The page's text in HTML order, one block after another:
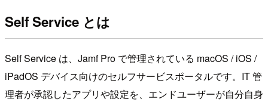
Self Service とは
Self Service は、Jamf Pro で管理されている macOS / iOS /
iPadOS デバイス向けのセルフサービスポータルです。IT 管
理者が承認したアプリや設定を、エンドユーザーが自分自身